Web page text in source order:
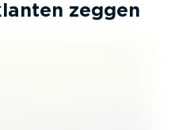
zeggen